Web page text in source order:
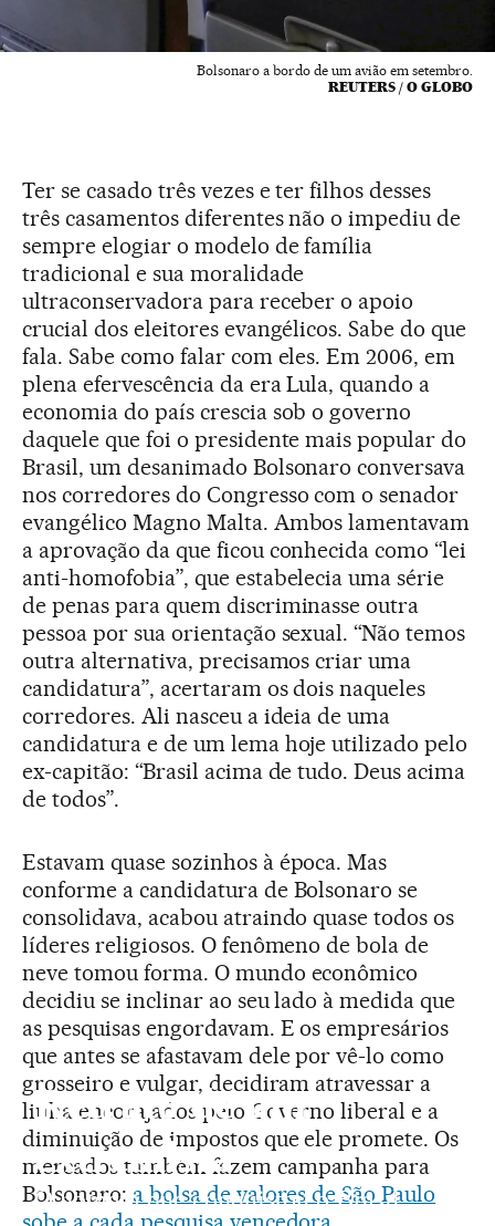
Retrato de um
extremista
O homem que conquistou o Brasil
Bolsonaro a bordo de um avião em setembro.
REUTERS / O GLOBO
Ter se casado três vezes e ter filhos desses
três casamentos diferentes não o impediu de
sempre elogiar o modelo de família
tradicional e sua moralidade
ultraconservadora para receber o apoio
crucial dos eleitores evangélicos. Sabe do que
fala. Sabe como falar com eles. Em 2006, em
plena efervescência da era Lula, quando a
economia do país crescia sob o governo
daquele que foi o presidente mais popular do
Brasil, um desanimado Bolsonaro conversava
nos corredores do Congresso com o senador
evangélico Magno Malta. Ambos lamentavam
a aprovação da que ficou conhecida como “lei
anti-homofobia”, que estabelecia uma série
de penas para quem discriminasse outra
pessoa por sua orientação sexual. “Não temos
outra alternativa, precisamos criar uma
candidatura”, acertaram os dois naqueles
corredores. Ali nasceu a ideia de uma
candidatura e de um lema hoje utilizado pelo
ex-capitão: “Brasil acima de tudo. Deus acima
de todos”.
Estavam quase sozinhos à época. Mas
conforme a candidatura de Bolsonaro se
consolidava, acabou atraindo quase todos os
líderes religiosos. O fenômeno de bola de
neve tomou forma. O mundo econômico
decidiu se inclinar ao seu lado à medida que
as pesquisas engordavam. E os empresários
que antes se afastavam dele por vê-lo como
grosseiro e vulgar, decidiram atravessar a
linha encorajados pelo Governo liberal e a
diminuição de impostos que ele promete. Os
mercados também fazem campanha para
Bolsonaro: a bolsa de valores de São Paulo